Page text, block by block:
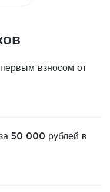
взносом от
50 000 рублей в